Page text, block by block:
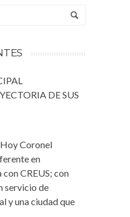
DE SUS
Coronel
en
CREUS; con
servicio de
y una ciudad que